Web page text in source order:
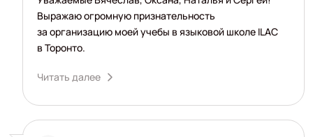
Выражаю огромную признательность
за организацию моей учебы в языковой школе ILAC
в Торонто.
Читать далее